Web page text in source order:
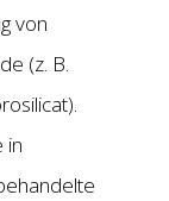
von
(z. B.
in